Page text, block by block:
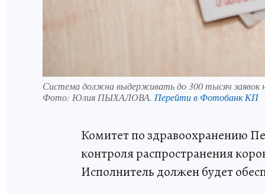
Система должна выдерживать до 300 тысяч заявок
Фото: Юлия ПЫХАЛОВА. Перейти в Фотобанк КП
Комитет по здравоохранению
контроля распространения
Исполнитель должен будет